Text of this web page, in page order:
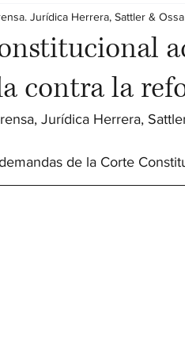
contra la
Jurídica Herrera, Sattler & Ossa
Jurídica Herrera,
de la Corte